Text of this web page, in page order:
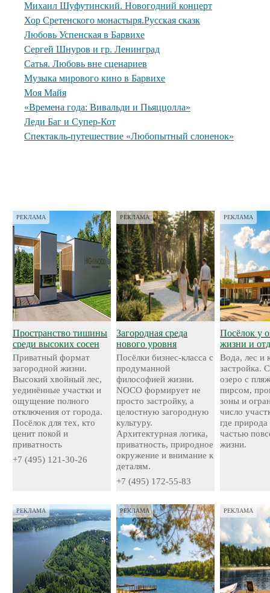
Михаил Шуфутинский. Новогодний концерт
Хор Сретенского монастыря.Русская сказк
Любовь Успенская в Барвихе
Сергей Шнуров и гр. Ленинград
Сатья. Любовь вне сценариев
Музыка мирового кино в Барвихе
Моя Майя
«Времена года: Вивальди и Пьяццолла»
Леди Баг и Супер-Кот
Спектакль-путешествие «Любопытный слоненок»
РЕКЛАМА
Пространство тишины
среди высоких сосен
Приватный формат
загородной жизни.
Высокий хвойный лес,
уединённые участки и
ощущение полного
отключения от города.
Посёлок для тех, кто
ценит покой и
приватность
+7 (495) 121-30-26
РЕКЛАМА
Загородная среда
нового уровня
Посёлки бизнес-класса с
продуманной
философией жизни.
NOCO формирует не
просто застройку, а
целостную загородную
культуру.
Архитектурная логика,
приватность, природное
окружение и внимание к
деталям.
+7 (495) 172-55-83
РЕКЛАМА
Посёлок у
жизни и
Вода, лес и
застройка.
озеро с
пирсом,
зоны и
число
где природа
частью
жизни.
РЕКЛАМА РЕКЛАМА РЕКЛАМА